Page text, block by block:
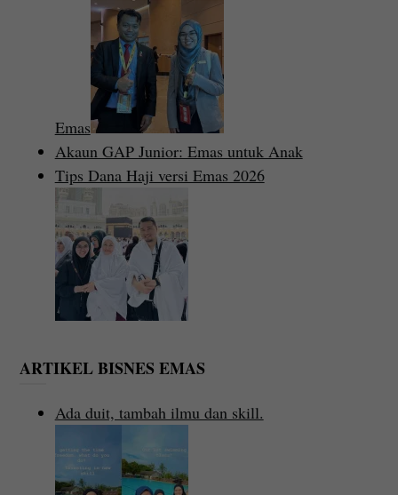
Emas
Akaun GAP Junior: Emas untuk Anak
Tips Dana Haji versi Emas 2026
ARTIKEL BISNES EMAS
Ada duit, tambah ilmu dan skill.